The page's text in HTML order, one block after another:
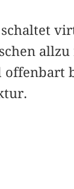
offenbart